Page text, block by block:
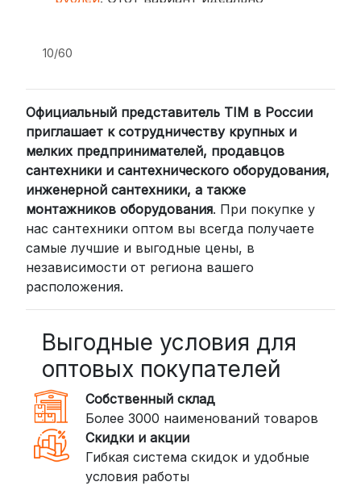
компании (СДЭК, BoxBerry, DPD)
Для клиентов из других регионов
России мы сотрудничаем с
проверенными транспортными
компаниями:
СДЭК: Выбирайте доставку до
пункта выдачи (от 2 дней) или
курьером до двери (от 3 дней).
Стоимость начинается от300
рублей
пунктов выдачи или курьером.
Сроки — от 2 дней, стоимость — от
350 рублей
DPD: Международная служба
доставки, которая работает и
внутри России. Сроки — от 2 дней,
стоимость — от 400 рублей
10/60
Официальный представитель TIM в России
приглашает к сотрудничеству крупных и
мелких предпринимателей, продавцов
сантехники и сантехнического оборудования,
инженерной сантехники, а также
монтажников оборудования. При покупке у
нас сантехники оптом вы всегда получаете
самые лучшие и выгодные цены, в
независимости от региона вашего
расположения.
Выгодные условия для
оптовых покупателей
Собственный склад
Более 3000 наименований товаров
Скидки и акции
Гибкая система скидок и удобные
условия работы